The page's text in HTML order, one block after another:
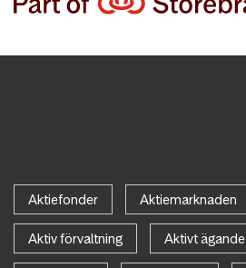
Aktiefonder Aktiemarknaden
Aktiv förvaltning Aktivt ägande